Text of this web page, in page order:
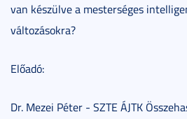
van készülve a mesterséges
változásokra?
Előadó:
Dr. Mezei Péter - SZTE ÁJTK